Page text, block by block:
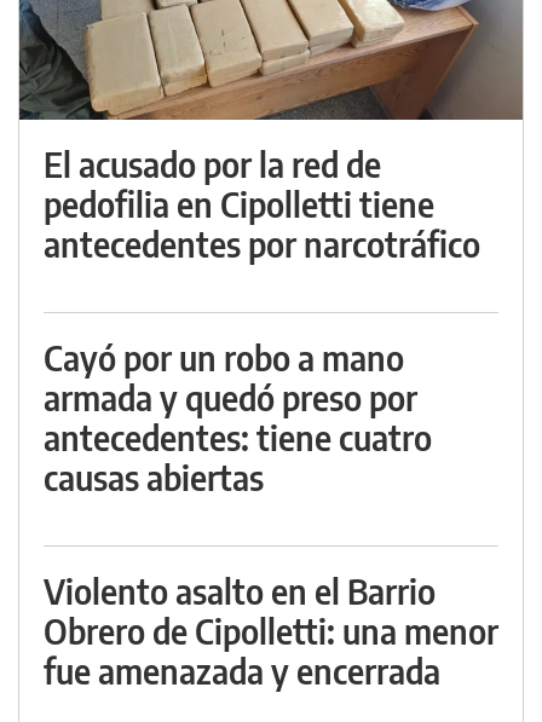
El acusado por la red de
pedofilia en Cipolletti tiene
antecedentes por narcotráfico
Cayó por un robo a mano
armada y quedó preso por
antecedentes: tiene cuatro
causas abiertas
Violento asalto en el Barrio
Obrero de Cipolletti: una menor
fue amenazada y encerrada